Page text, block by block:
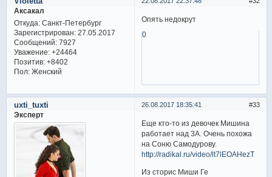
Аксакал
Откуда:Санкт-Петербург
Зарегистрирован: 27.05.2017
Сообщений:7927
Уважение: +24464
Позитив: +8402
Пол:Женский
Опять недокрут
0
33
26.08.2017 18:35:41
uxti_tuxti
Эксперт
Еще кто-то из девочек Мишина
работает над 3А. Очень похожа
на Соню Самодурову.
http://radikal.ru/video/lt7lEOAHezT
Из сторис Миши Ге